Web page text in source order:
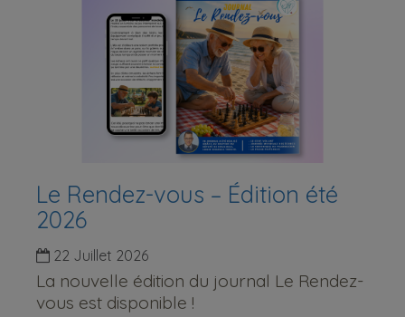
Le Rendez-vous – Édition été
2026
22 Juillet 2026
La nouvelle édition du journal Le Rendez-
vous est disponible !